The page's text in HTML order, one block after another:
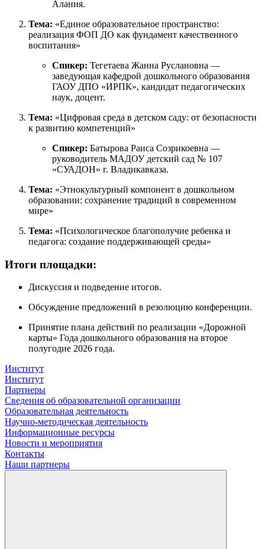
Алания.
Тема: «Единое образовательное пространство:
реализация ФОП ДО как фундамент качественного
воспитания»
Спикер: Тегетаева Жанна Руслановна —
заведующая кафедрой дошкольного образования
ГАОУ ДПО «ИРПК», кандидат педагогических
наук, доцент.
Тема: «Цифровая среда в детском саду: от безопасности
к развитию компетенций»
Спикер: Батырова Раиса Созрикоевна —
руководитель МАДОУ детский сад № 107
«СУАДОН» г. Владикавказа.
Тема: «Этнокультурный компонент в дошкольном
образовании: сохранение традиций в современном
мире»
Тема: «Психологическое благополучие ребенка и
педагога: создание поддерживающей среды»
Итоги площадки:
Дискуссия и подведение итогов.
Обсуждение предложений в резолюцию конференции.
Принятие плана действий по реализации «Дорожной
карты» Года дошкольного образования на второе
полугодие 2026 года.
Институт
Институт
Партнеры
Сведения об образовательной организации
Образовательная деятельность
Научно-методическая деятельность
Информационные ресурсы
Новости и мероприятия
Контакты
Наши партнеры